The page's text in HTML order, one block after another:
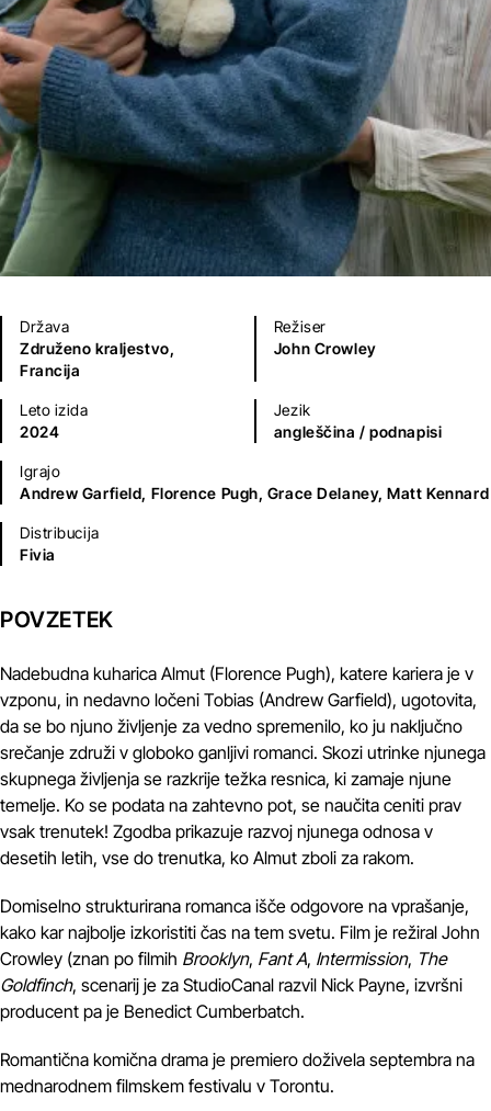
Država
Združeno kraljestvo,
Francija
Režiser
John Crowley
Leto izida
2024
Jezik
angleščina / podnapisi
Igrajo
Andrew Garfield, Florence Pugh, Grace Delaney,Matt Kennard
Distribucija
Fivia
POVZETEK
Nadebudna kuharica Almut (Florence Pugh), katere kariera je v
vzponu, in nedavno ločeni Tobias (Andrew Garfield), ugotovita,
da se bo njuno življenje za vedno spremenilo, ko ju naključno
srečanje združi v globoko ganljivi romanci. Skozi utrinke njunega
skupnega življenja se razkrije težka resnica, ki zamaje njune
temelje. Ko se podata na zahtevno pot, se naučita ceniti prav
vsak trenutek! Zgodba prikazuje razvoj njunega odnosa v
desetih letih, vse do trenutka, ko Almut zboli za rakom.
Domiselno strukturirana romanca išče odgovore na vprašanje,
kako kar najbolje izkoristiti čas na tem svetu. Film je režiral John
Crowley (znan po filmih Brooklyn, Fant A, Intermission, The
Goldfinch, scenarij je za StudioCanal razvil Nick Payne, izvršni
producent pa je Benedict Cumberbatch.
Romantična komična drama je premiero doživela septembra na
mednarodnem filmskem festivalu v Torontu.